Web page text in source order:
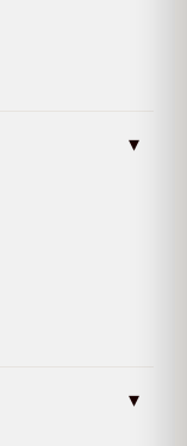
▾
▾